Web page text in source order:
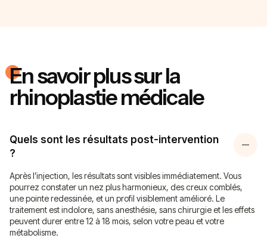
En savoir plus sur la
rhinoplastie médicale
Quels sont les résultats post-intervention
?
Après l’injection, les résultats sont visibles immédiatement. Vous
pourrez constater un nez plus harmonieux, des creux comblés,
une pointe redessinée, et un profil visiblement amélioré. Le
traitement est indolore, sans anesthésie, sans chirurgie et les effets
peuvent durer entre 12 à 18 mois, selon votre peau et votre
métabolisme.